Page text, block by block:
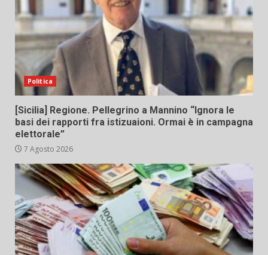
Politica
[Sicilia] Regione. Pellegrino a Mannino “Ignora le
basi dei rapporti fra istizuaioni. Ormai è in campagna
elettorale”
7 Agosto 2026